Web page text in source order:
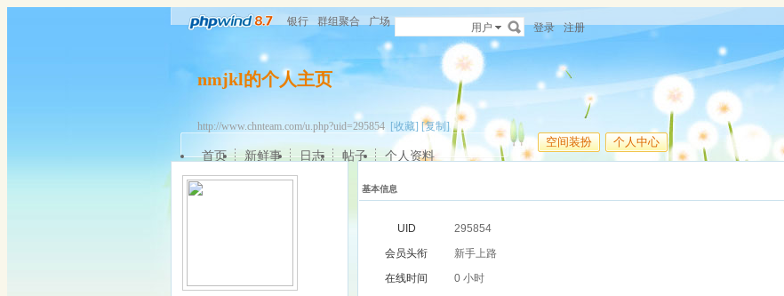
银行 群组聚合 广场 用户 登录 注册
nmjkl的个人主页
http://www.chnteam.com/u.php?uid=295854 [收藏] [复制]
空间装扮 个人中心
首页 新鲜事 日志 帖子 个人资料
基本信息
UID
295854
会员头衔
新手上路
在线时间
0 小时